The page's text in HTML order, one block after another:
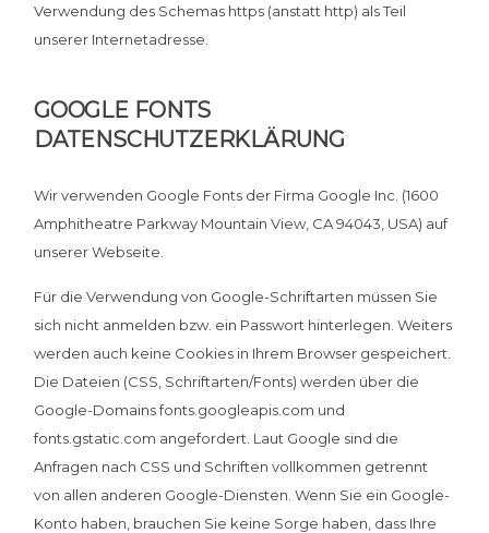
Verwendung des Schemas https (anstatt http) als Teil
unserer Internetadresse.
GOOGLE FONTS
DATENSCHUTZERKLÄRUNG
Wir verwenden Google Fonts der Firma Google Inc. (1600
Amphitheatre Parkway Mountain View, CA 94043, USA) auf
unserer Webseite.
Für die Verwendung von Google-Schriftarten müssen Sie
sich nicht anmelden bzw. ein Passwort hinterlegen. Weiters
werden auch keine Cookies in Ihrem Browser gespeichert.
Die Dateien (CSS, Schriftarten/Fonts) werden über die
Google-Domains fonts.googleapis.com und
fonts.gstatic.com angefordert. Laut Google sind die
Anfragen nach CSS und Schriften vollkommen getrennt
von allen anderen Google-Diensten. Wenn Sie ein Google-
Konto haben, brauchen Sie keine Sorge haben, dass Ihre